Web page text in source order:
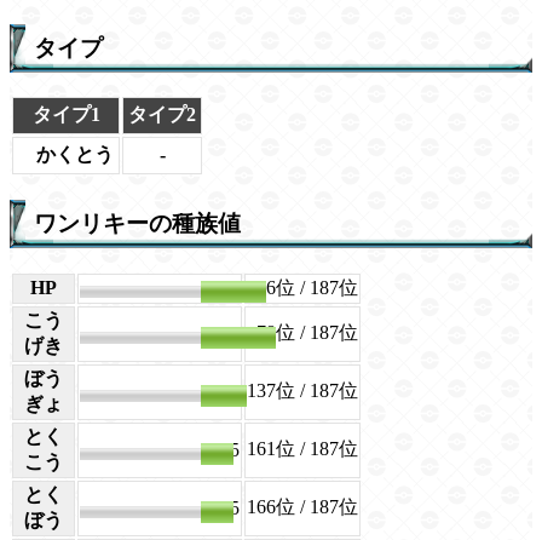
タイプ
タイプ1
タイプ2
かくとう
-
ワンリキーの種族値
HP 70 66位 / 187位
こう
げき
80 78位 / 187位
ぼう
ぎょ
50 137位 / 187位
とく
こう
35 161位 / 187位
とく
ぼう
35 166位 / 187位